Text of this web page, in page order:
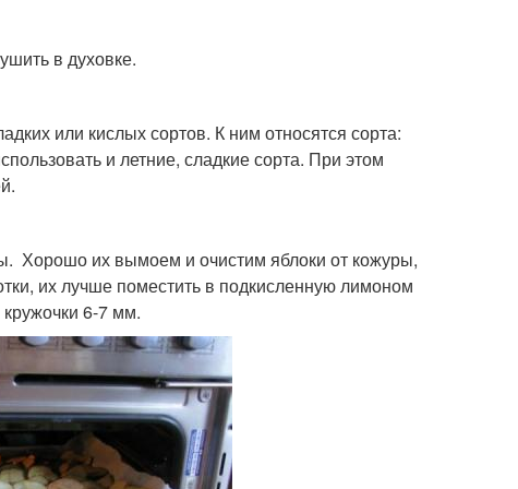
в духовке.
или кислых сортов. К ним относятся сорта:
и летние, сладкие сорта. При этом
Хорошо их вымоем и очистим яблоки от кожуры,
их лучше поместить в подкисленную лимоном
6-7 мм.